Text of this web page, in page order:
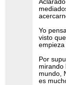
Yo
visto
empieza
Por
mirando
mundo,
es